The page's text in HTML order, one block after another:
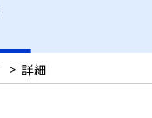
> 詳細